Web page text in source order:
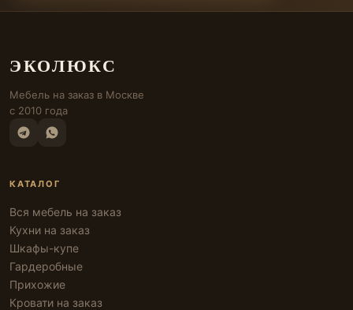
ЭКОЛЮКС
Мебель на заказ в Москве
с 2010 года
КАТАЛОГ
Вся мебель на заказ
Кухни на заказ
Шкафы-купе
Гардеробные
Прихожие
Кровати на заказ